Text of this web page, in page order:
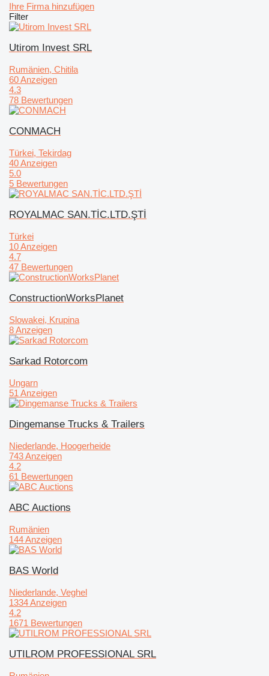
Ihre Firma hinzufügen
Filter
Utirom Invest SRL
Rumänien, Chitila
60 Anzeigen
4.3
78 Bewertungen
CONMACH
Türkei, Tekirdag
40 Anzeigen
5.0
5 Bewertungen
ROYALMAC SAN.TİC.LTD.ŞTİ
Türkei
10 Anzeigen
4.7
47 Bewertungen
ConstructionWorksPlanet
Slowakei, Krupina
8 Anzeigen
Sarkad Rotorcom
Ungarn
51 Anzeigen
Dingemanse Trucks & Trailers
Niederlande, Hoogerheide
743 Anzeigen
4.2
61 Bewertungen
ABC Auctions
Rumänien
144 Anzeigen
BAS World
Niederlande, Veghel
1334 Anzeigen
4.2
1671 Bewertungen
UTILROM PROFESSIONAL SRL